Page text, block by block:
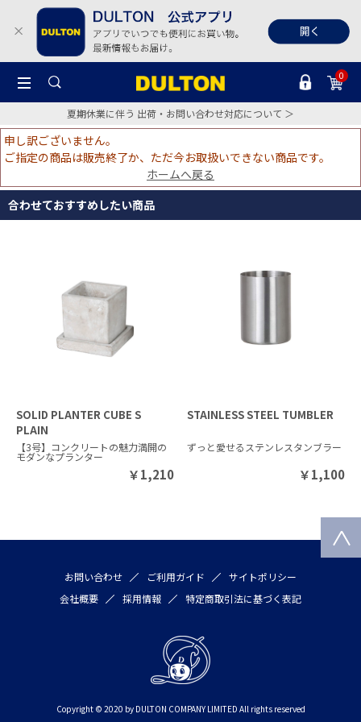
0
夏期休業に伴う 出荷・お問い合わせ対応について ＞
申し訳ございません。
ご指定の商品は販売終了か、ただ今お取扱いできない商品です。
ホームへ戻る
合わせておすすめしたい商品
SOLID PLANTER CUBE S
PLAIN
【3号】コンクリートの魅力満開の
モダンなプランター
￥1,210
STAINLESS STEEL TUMBLER
ずっと愛せるステンレスタンブラー
￥1,100
お問い合わせ ご利用ガイド
サイトポリシー
会社概要
採用情報 特定商取引法に基づく表記
Copyright © 2020 by DULTON COMPANY LIMITED All rights reserved